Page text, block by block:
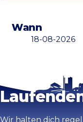
Wann
18-08-2026
Bleib auf
Wir halten dich